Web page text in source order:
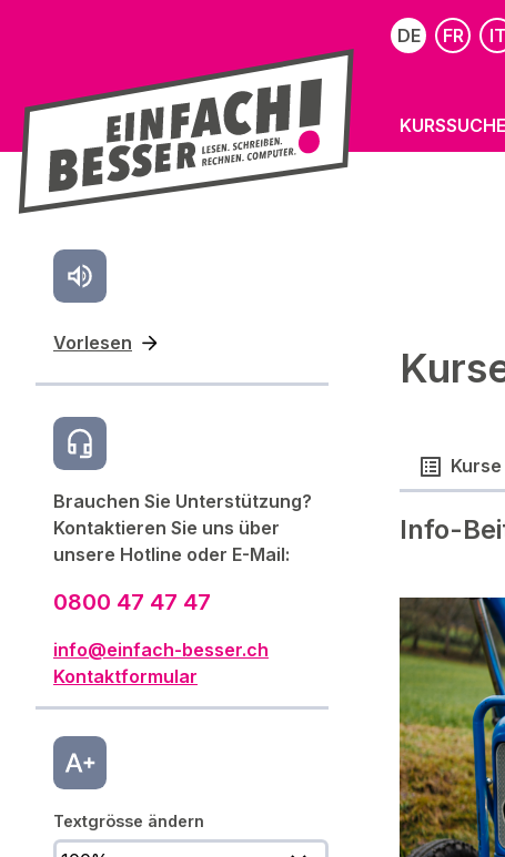
DE FR IT
KURSSUCHE
Vorlesen
Brauchen Sie Unterstützung?
Kontaktieren Sie uns über
unsere Hotline oder E-Mail:
0800 47 47 47
info@einfach-besser.ch
Kontaktformular
Textgrösse ändern
Kurse
Info-